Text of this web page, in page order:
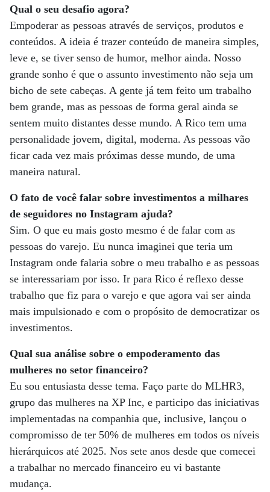
Qual o seu desafio agora?
Empoderar as pessoas através de serviços, produtos e
conteúdos. A ideia é trazer conteúdo de maneira simples,
leve e, se tiver senso de humor, melhor ainda. Nosso
grande sonho é que o assunto investimento não seja um
bicho de sete cabeças. A gente já tem feito um trabalho
bem grande, mas as pessoas de forma geral ainda se
sentem muito distantes desse mundo. A Rico tem uma
personalidade jovem, digital, moderna. As pessoas vão
ficar cada vez mais próximas desse mundo, de uma
maneira natural.
O fato de você falar sobre investimentos a milhares
de seguidores no Instagram ajuda?
Sim. O que eu mais gosto mesmo é de falar com as
pessoas do varejo. Eu nunca imaginei que teria um
Instagram onde falaria sobre o meu trabalho e as pessoas
se interessariam por isso. Ir para Rico é reflexo desse
trabalho que fiz para o varejo e que agora vai ser ainda
mais impulsionado e com o propósito de democratizar os
investimentos.
Qual sua análise sobre o empoderamento das
mulheres no setor financeiro?
Eu sou entusiasta desse tema. Faço parte do MLHR3,
grupo das mulheres na XP Inc, e participo das iniciativas
implementadas na companhia que, inclusive, lançou o
compromisso de ter 50% de mulheres em todos os níveis
hierárquicos até 2025. Nos sete anos desde que comecei
a trabalhar no mercado financeiro eu vi bastante
mudança.